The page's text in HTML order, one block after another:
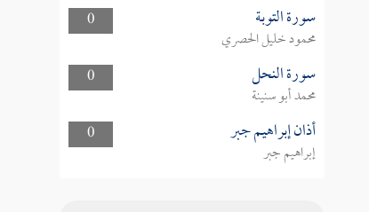
0
سورة التوبة
محمود خليل الحصري
0
سورة النحل
محمد أبو سنينة
0
أذان إبراهيم جبر
إبراهيم جبر